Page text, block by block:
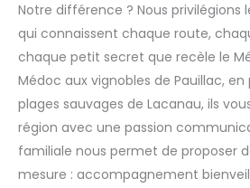
Notre différence ? Nous privilégions
qui connaissent chaque route,
chaque petit secret que recèle le
Médoc aux vignobles de Pauillac, en
plages sauvages de Lacanau, ils
région avec une passion
familiale nous permet de proposer
mesure : accompagnement